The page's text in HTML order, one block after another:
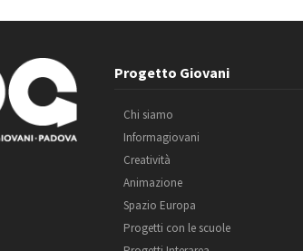
Progetto Giovani
Chi siamo
Informagiovani
Creatività
Animazione
Spazio Europa
Progetti con le scuole